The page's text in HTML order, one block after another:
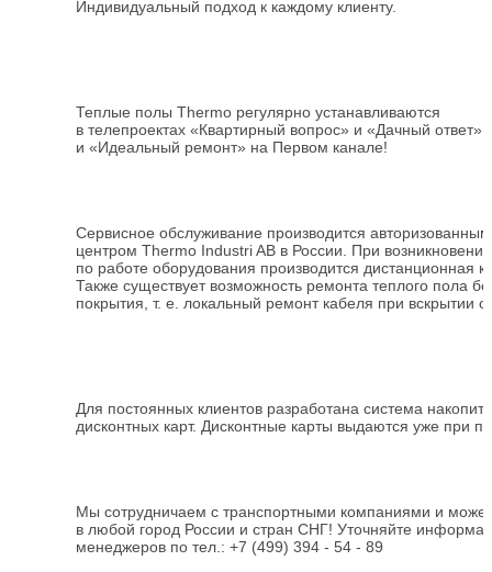
Индивидуальный подход к каждому клиенту.
Теплые полы Thermo регулярно устанавливаются
в телепроектах «Квартирный вопрос» и «Дачный ответ»
и «Идеальный ремонт» на Первом канале!
Сервисное обслуживание производится
центром Thermo Industri AB в России. При
по работе оборудования производится дистанционная
Также существует возможность ремонта теплого пола
покрытия, т. е. локальный ремонт кабеля при вскрытии
Для постоянных клиентов разработана система
дисконтных карт. Дисконтные карты выдаются уже при
Мы сотрудничаем с транспортными компаниями и
в любой город России и стран СНГ! Уточняйте
менеджеров по тел.: +7 (499) 394 - 54 - 89